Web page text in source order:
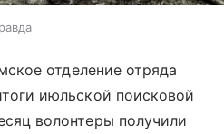
отделение отряда
июльской поисковой
волонтеры получили